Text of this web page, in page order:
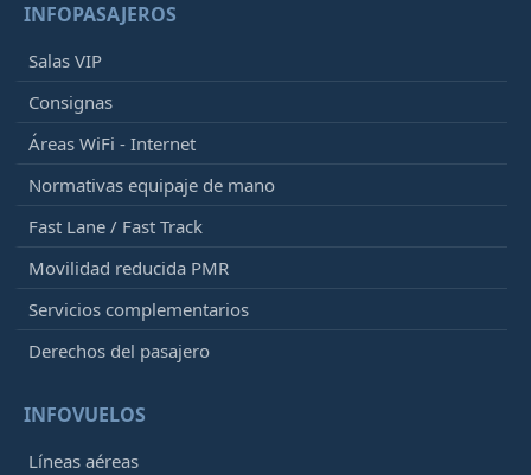
INFOPASAJEROS
Salas VIP
Consignas
Áreas WiFi - Internet
Normativas equipaje de mano
Fast Lane / Fast Track
Movilidad reducida PMR
Servicios complementarios
Derechos del pasajero
INFOVUELOS
Líneas aéreas